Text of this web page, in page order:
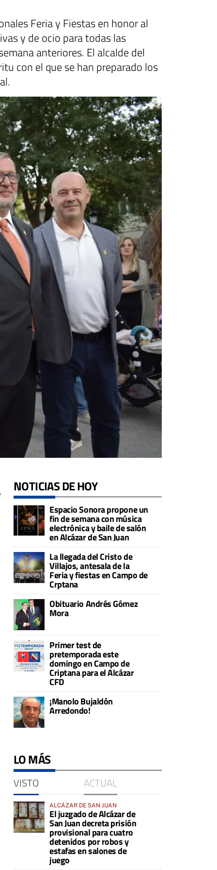
Feria y Fiestas en honor al
y de ocio para todas las
anteriores. El alcalde del
con el que se han preparado los
NOTICIAS DE HOY
Espacio Sonora propone un
fin de semana con música
electrónica y baile de salón
en Alcázar de San Juan
La llegada del Cristo de
Villajos, antesala de la
Feria y fiestas en Campo de
Crptana
Obituario Andrés Gómez
Mora
Primer test de
pretemporada este
domingo en Campo de
Criptana para el Alcázar
CFD
¡Manolo Bujaldón
Arredondo!
LO MÁS
VISTO ACTUAL
ALCÁZAR DE SAN JUAN
El juzgado de Alcázar de
San Juan decreta prisión
provisional para cuatro
detenidos por robos y
estafas en salones de
juego